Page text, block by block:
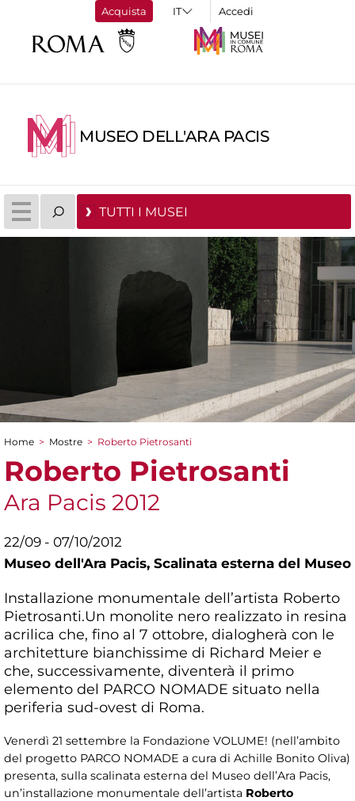
Acquista Accedi
MUSEO DELL'ARA PACIS
TUTTI I MUSEI
Tu sei qui
Home > Mostre > Roberto Pietrosanti
Roberto Pietrosanti
Ara Pacis 2012
22/09 - 07/10/2012
Museo dell'Ara Pacis, Scalinata esterna del Museo
Installazione monumentale dell’artista Roberto
Pietrosanti.Un monolite nero realizzato in resina
acrilica che, fino al 7 ottobre, dialogherà con le
architetture bianchissime di Richard Meier e
che, successivamente, diventerà il primo
elemento del PARCO NOMADE situato nella
periferia sud-ovest di Roma.
Venerdì 21 settembre la Fondazione VOLUME! (nell’ambito
del progetto PARCO NOMADE a cura di Achille Bonito Oliva)
presenta, sulla scalinata esterna del Museo dell’Ara Pacis,
un’installazione monumentale dell’artista Roberto